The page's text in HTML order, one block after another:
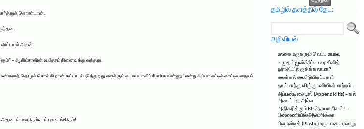
பார்த்துக் கொண்டான்.
விட்டான் அவன்.
– ஆலிம்சாவின் உபதேசம் நினைவுக்கு வந்தது.
உன்னைத் தொழச் சொல்லி நான் கட்டாயப்படுத்துறது எனக்கும் கடமையாகிப் போச்சு கண்ணு” என்று அம்மா சுட்டிக் காட்டியதையும்
அதனால் மனதெல்லாம் புளகாங்கிதம்!
தமிழில் தளத்தில் தேட:
அறிவியல்
உலகை உருக்கும் வெப்ப உயர்வு
டீ முதல் ஐஸ்க்ரீம் வரை சீனித்
துளசியில் ருசிக்கலாமா?
கலக்கல் கண்டுபிடிப்புகள்
தாய்லாந்து விஞ்ஞானியின் மாற்றம்..
அப்பன்டிசைடிஸ் (Appendicitis) – கல்
அடைப்பது அல்ல
அதிகரிக்கும் BP நோயாளிகள்! –
பின்னணியில் அமெரிக்கா
பிளாஸ்டிக் (Plastic) உருவான வரலாறு